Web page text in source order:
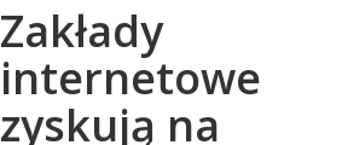
Zakłady
internetowe
zyskują na